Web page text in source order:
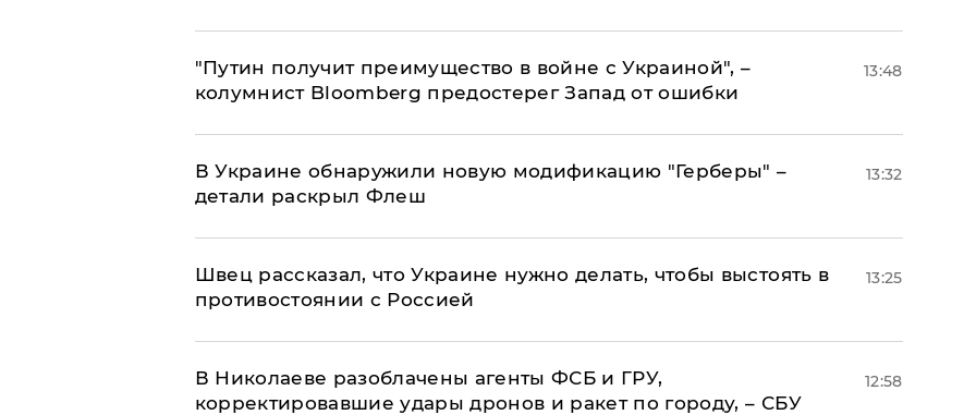
"Путин получит преимущество в войне с Украиной", –
колумнист Bloomberg предостерег Запад от ошибки
13:48
В Украине обнаружили новую модификацию "Герберы" –
детали раскрыл Флеш
13:32
Швец рассказал, что Украине нужно делать, чтобы выстоять в
противостоянии с Россией
13:25
В Николаеве разоблачены агенты ФСБ и ГРУ,
корректировавшие удары дронов и ракет по городу, – СБУ
12:58